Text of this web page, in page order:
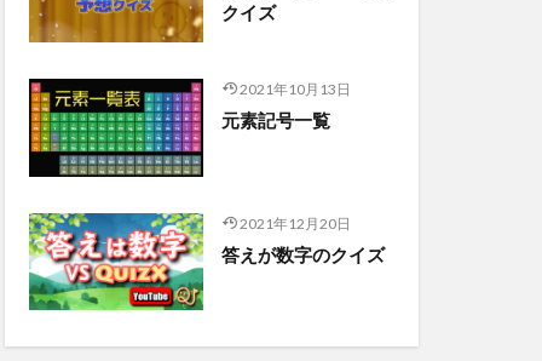
クイズ
2021年10月13日
元素記号一覧
2021年12月20日
答えが数字のクイズ